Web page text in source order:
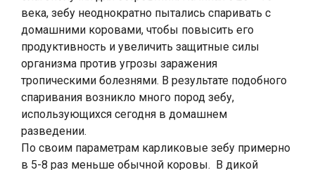
века, зебу неоднократно пытались спаривать с
домашними коровами, чтобы повысить его
продуктивность и увеличить защитные силы
организма против угрозы заражения
тропическими болезнями. В результате подобного
спаривания возникло много пород зебу,
использующихся сегодня в домашнем
разведении.
По своим параметрам карликовые зебу примерно
в 5-8 раз меньше обычной коровы. В дикой